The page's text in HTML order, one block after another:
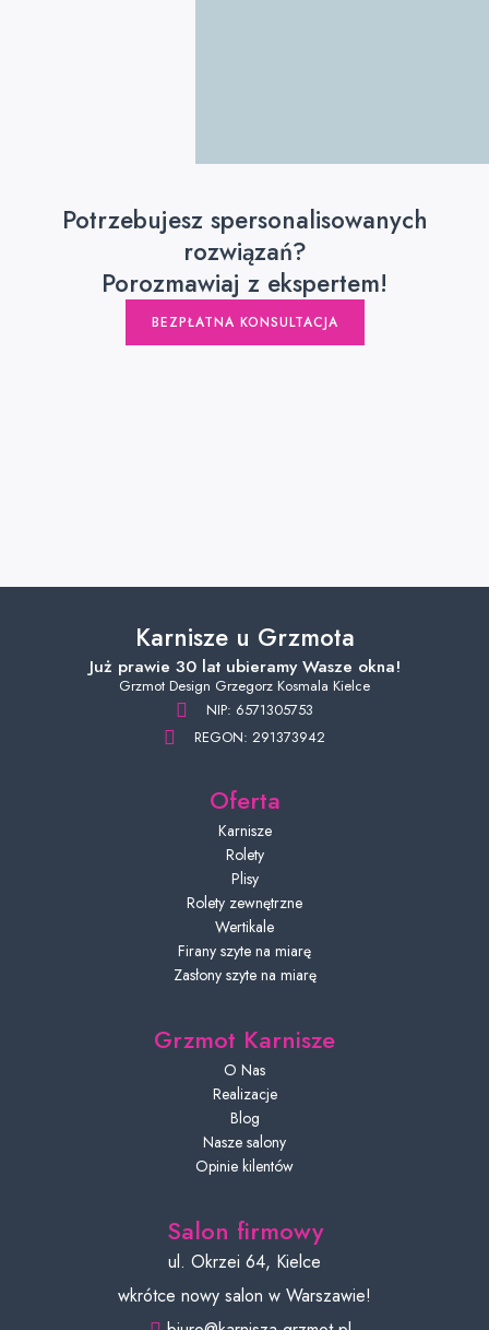
Potrzebujesz spersonalisowanych
rozwiązań?
Porozmawiaj z ekspertem!
BEZPŁATNA KONSULTACJA
Karnisze u Grzmota
Już prawie 30 lat ubieramy Wasze okna!
Grzmot Design Grzegorz Kosmala Kielce
NIP: 6571305753
REGON: 291373942
Oferta
Karnisze
Rolety
Plisy
Rolety zewnętrzne
Wertikale
Firany szyte na miarę
Zasłony szyte na miarę
Grzmot Karnisze
O Nas
Realizacje
Blog
Nasze salony
Opinie kilentów
Salon firmowy
ul. Okrzei 64, Kielce
wkrótce nowy salon w Warszawie!